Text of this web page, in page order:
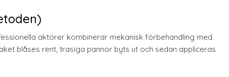
aktörer kombinerar mekanisk förbehandling med
blåses rent, trasiga pannor byts ut och sedan appliceras